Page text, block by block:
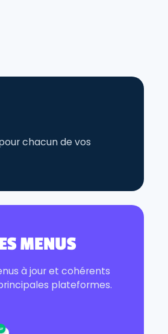
chacun de vos
MENUS
à jour et cohérents
plateformes.